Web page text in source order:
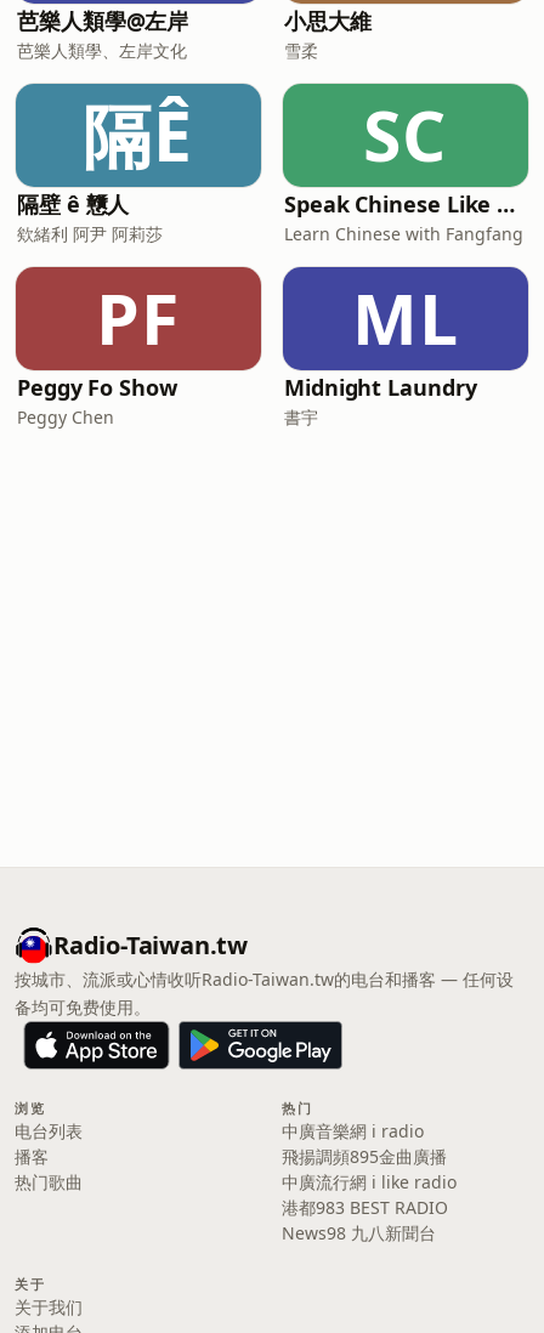
芭樂人類學@左岸
芭樂人類學、左岸文化
小思大維
雪柔
隔Ê
隔壁 ê 戇人
欸緒利 阿尹 阿莉莎
SC
Speak Chinese Like A Taiwanese Local
Learn Chinese with Fangfang
PF
Peggy Fo Show
Peggy Chen
ML
Midnight Laundry
書宇
Radio-Taiwan.tw
按城市、流派或心情收听Radio-Taiwan.tw的电台和播客 — 任何设
备均可免费使用。
浏览
电台列表
播客
热门歌曲
热门
中廣音樂網 i radio
飛揚調頻895金曲廣播
中廣流行網 i like radio
港都983 BEST RADIO
News98 九八新聞台
关于
关于我们